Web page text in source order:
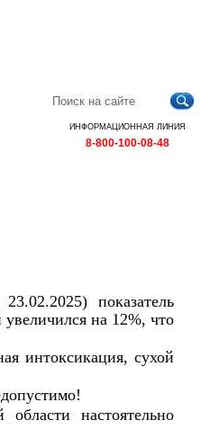
сайта
RSS
ИНФОРМАЦИОННАЯ ЛИНИЯ
8-800-100-08-48
показатель
на 12%, что
интоксикация, сухой
настоятельно